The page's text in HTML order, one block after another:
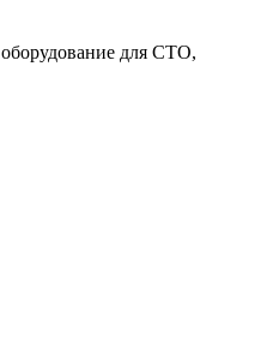
для СТО,